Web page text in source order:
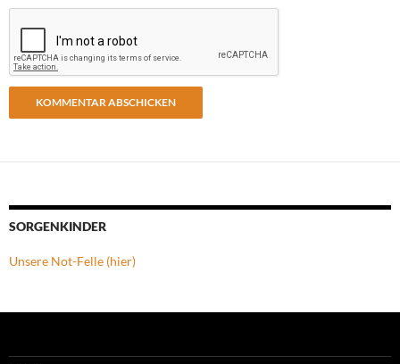
SORGENKINDER
Unsere Not-Felle (hier)